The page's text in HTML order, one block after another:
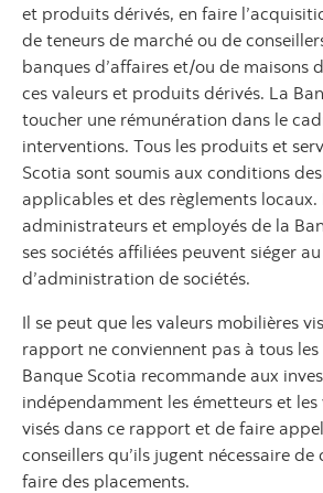
et produits dérivés, en faire
de teneurs de marché ou de
banques d’affaires et/ou de maisons
ces valeurs et produits dérivés. La
toucher une rémunération dans le
interventions. Tous les produits et
Scotia sont soumis aux conditions
applicables et des règlements locaux.
administrateurs et employés de la
ses sociétés affiliées peuvent siéger
d’administration de sociétés.
Il se peut que les valeurs mobilières
rapport ne conviennent pas à tous les
Banque Scotia recommande aux
indépendamment les émetteurs et
visés dans ce rapport et de faire
conseillers qu’ils jugent nécessaire
faire des placements.